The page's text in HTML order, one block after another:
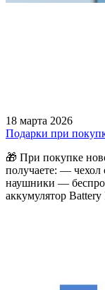
18 марта 2026
Подарки при
🎁 При покупке
получаете: —
наушники —
аккумулятор